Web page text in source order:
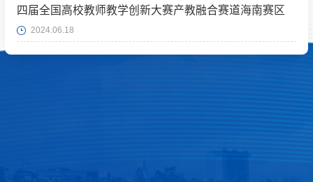
四届全国高校教师教学创新大赛产教融合赛道海南赛区
斩获佳绩
2024.06.18